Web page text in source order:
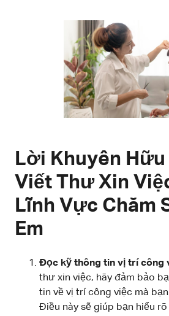
Lời Khuyên Hữu
Viết Thư Xin
Lĩnh Vực Chăm
Em
Đọc kỹ thông tin vị trí công
thư xin việc, hãy đảm bảo
tin về vị trí công việc mà
Điều này sẽ giúp bạn hiểu rõ